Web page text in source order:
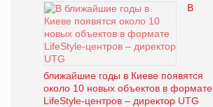
В
ближайшие годы в Киеве появятся
около 10 новых объектов в формате
LifeStyle-центров – директор UTG